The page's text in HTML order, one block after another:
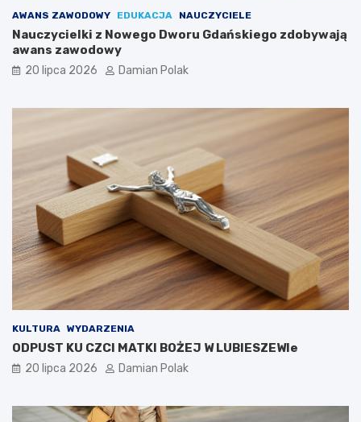
AWANS ZAWODOWY EDUKACJA NAUCZYCIELE
Nauczycielki z Nowego Dworu Gdańskiego zdobywają
awans zawodowy
20 lipca 2026 Damian Polak
KULTURA WYDARZENIA
ODPUST KU CZCI MATKI BOŻEJ W LUBIESZEWIe
20 lipca 2026 Damian Polak